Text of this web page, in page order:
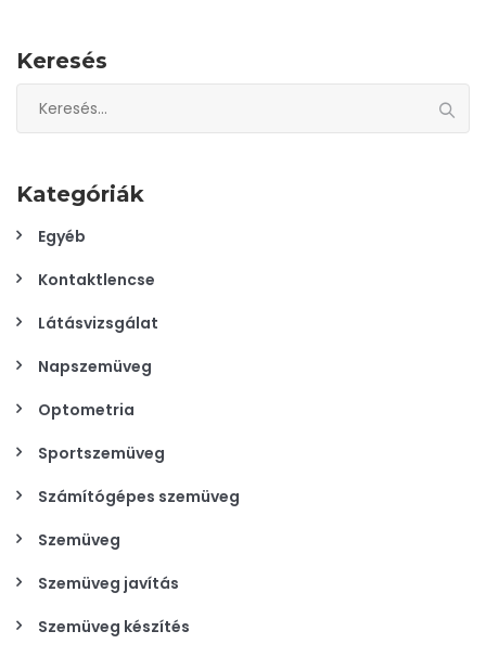
Keresés
Kategóriák
Egyéb
Kontaktlencse
Látásvizsgálat
Napszemüveg
Optometria
Sportszemüveg
Számítógépes szemüveg
Szemüveg
Szemüveg javítás
Szemüveg készítés